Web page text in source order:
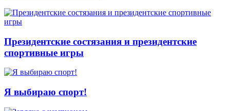
Президентские состязания и президентские
спортивные игры
Я выбираю спорт!